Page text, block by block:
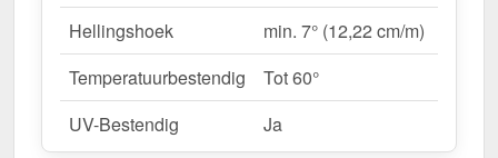
betrouwbaarheid.
Ideaal voor de volgende toepassingen:
Carports, terrassen & overkappingen
Hellingshoek
min. 7° (12,22 cm/m)
Temperatuurbestendig
Tot 60°
UV-Bestendig
Ja